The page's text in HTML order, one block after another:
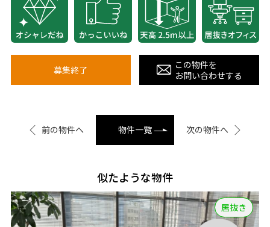
募集終了
この物件を
お問い合わせする
前の物件へ 物件一覧 次の物件へ
似たような物件
居抜き